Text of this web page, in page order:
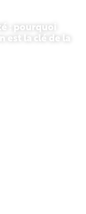
: pourquoi
est la clé de la